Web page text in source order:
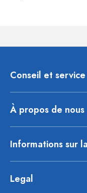
Conseil et service
À propos de nous
Informations sur
Legal